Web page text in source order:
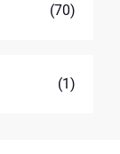
(70)
(1)